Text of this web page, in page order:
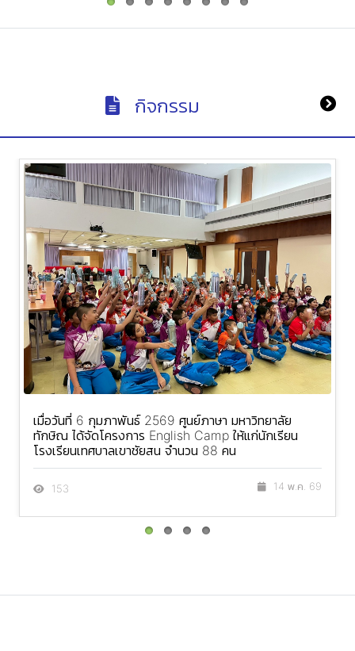
กิจกรรม
เมื่อวันที่ 6 กุมภาพันธ์ 2569 ศูนย์ภาษา มหาวิทยาลัย
ทักษิณ ได้จัดโครงการ English Camp ให้แก่นักเรียน
โรงเรียนเทศบาลเขาชัยสน จำนวน 88 คน
153 14 พ.ค. 69